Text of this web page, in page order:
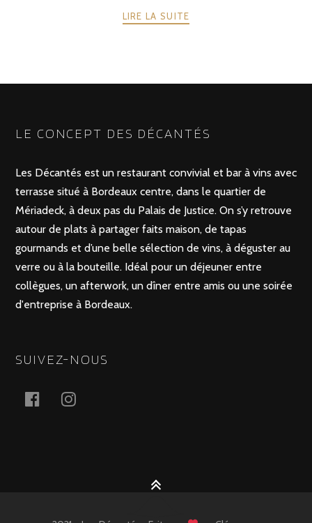
LIRE LA SUITE
LE CONCEPT DES DÉCANTÉS
Les Décantés est un restaurant convivial et bar à vins avec
terrasse situé à Bordeaux centre, dans le quartier de
Mériadeck, à deux pas du Palais de Justice. On s’y retrouve
autour de plats à partager faits maison, de tapas
gourmands et d’une belle sélection de vins, à déguster au
verre ou à la bouteille. Idéal pour un déjeuner entre
collègues, un afterwork, un dîner entre amis ou une soirée
d'entreprise à Bordeaux.
SUIVEZ-NOUS
facebookInstagram